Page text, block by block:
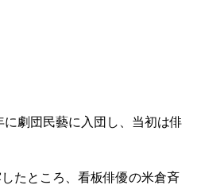
劇団民藝に入団し、当初は俳
たところ、看板俳優の米倉斉